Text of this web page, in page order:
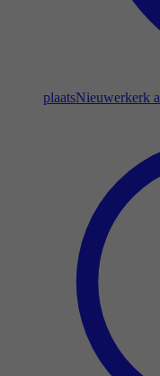
plaatsNieuwerkerk